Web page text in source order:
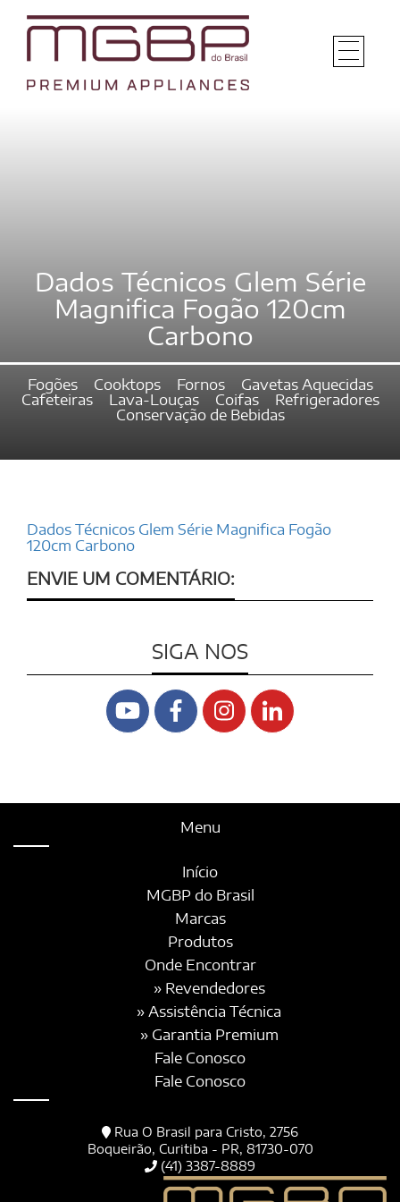
Dados Técnicos Glem Série
Magnifica Fogão 120cm
Carbono
Fogões Cooktops Fornos
Gavetas Aquecidas
Cafeteiras
Lava-Louças Coifas
Refrigeradores
Conservação de Bebidas
Dados Técnicos Glem Série Magnifica Fogão
120cm Carbono
ENVIE UM COMENTÁRIO:
SIGA NOS
Menu
Início
MGBP do Brasil
Marcas
Produtos
Onde Encontrar
» Revendedores
» Assistência Técnica
» Garantia Premium
Fale Conosco
Fale Conosco
Rua O Brasil para Cristo, 2756
Boqueirão, Curitiba - PR, 81730-070
(41) 3387-8889